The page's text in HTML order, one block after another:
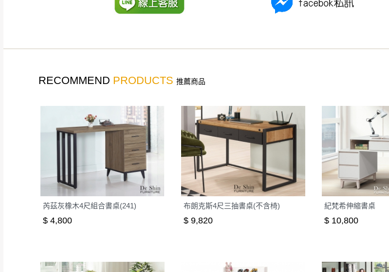
務。
RECOMMEND PRODUCTS 推薦商品
芮茲灰橡木4尺組合書桌(241)
$ 4,800
布朗克斯4尺三抽書桌(不含椅)
$ 9,820
紀梵希伸縮書桌
$ 10,800